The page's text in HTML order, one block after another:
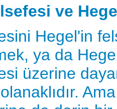
ve
Hegel'in
ya da
üzerine